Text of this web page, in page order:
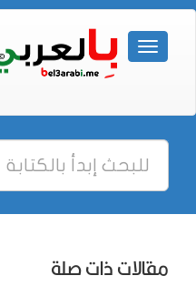
مقالات ذات صلة